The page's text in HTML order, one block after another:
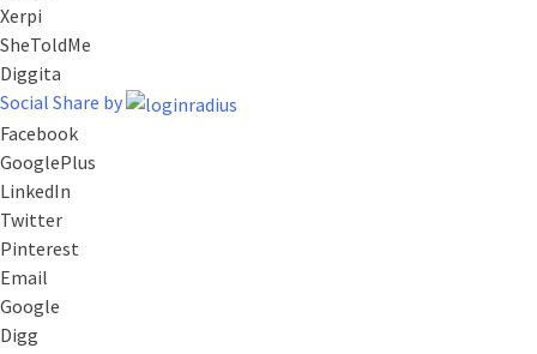
Xerpi
SheToldMe
Diggita
Social Share by
Facebook
GooglePlus
LinkedIn
Twitter
Pinterest
Email
Google
Digg